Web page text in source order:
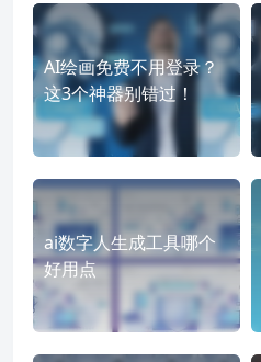
AI绘画免费不用登录？
这3个神器别错过！
ai数字人生成工具哪个
好用点